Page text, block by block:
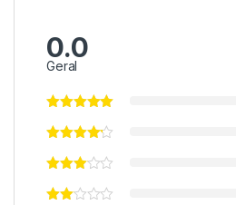
0.0
Geral